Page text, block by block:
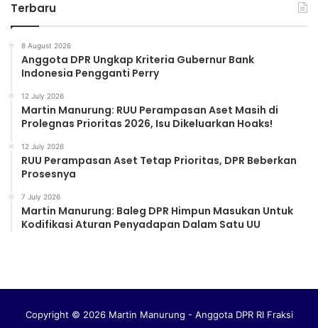
Terbaru
8 August 2026
Anggota DPR Ungkap Kriteria Gubernur Bank
Indonesia Pengganti Perry
12 July 2026
Martin Manurung: RUU Perampasan Aset Masih di
Prolegnas Prioritas 2026, Isu Dikeluarkan Hoaks!
12 July 2026
RUU Perampasan Aset Tetap Prioritas, DPR Beberkan
Prosesnya
7 July 2026
Martin Manurung: Baleg DPR Himpun Masukan Untuk
Kodifikasi Aturan Penyadapan Dalam Satu UU
Copyright © 2026 Martin Manurung - Anggota DPR RI Fraksi